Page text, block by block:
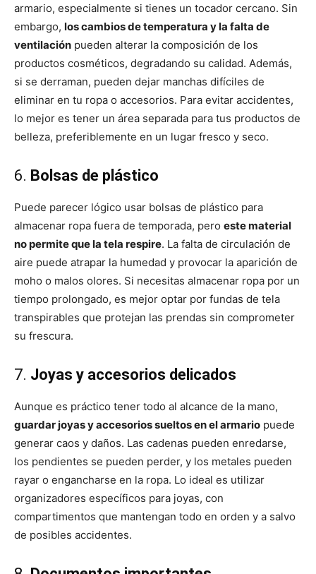
armario, especialmente si tienes un tocador cercano. Sin
embargo, los cambios de temperatura y la falta de
ventilación pueden alterar la composición de los
productos cosméticos, degradando su calidad. Además,
si se derraman, pueden dejar manchas difíciles de
eliminar en tu ropa o accesorios. Para evitar accidentes,
lo mejor es tener un área separada para tus productos de
belleza, preferiblemente en un lugar fresco y seco.
6. Bolsas de plástico
Puede parecer lógico usar bolsas de plástico para
almacenar ropa fuera de temporada, pero este material
no permite que la tela respire. La falta de circulación de
aire puede atrapar la humedad y provocar la aparición de
moho o malos olores. Si necesitas almacenar ropa por un
tiempo prolongado, es mejor optar por fundas de tela
transpirables que protejan las prendas sin comprometer
su frescura.
7. Joyas y accesorios delicados
Aunque es práctico tener todo al alcance de la mano,
guardar joyas y accesorios sueltos en el armario puede
generar caos y daños. Las cadenas pueden enredarse,
los pendientes se pueden perder, y los metales pueden
rayar o engancharse en la ropa. Lo ideal es utilizar
organizadores específicos para joyas, con
compartimentos que mantengan todo en orden y a salvo
de posibles accidentes.